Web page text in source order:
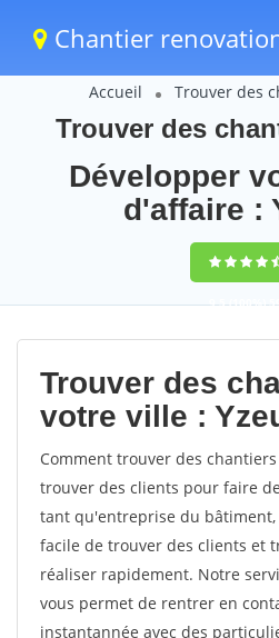
Chantier
Accueil Trouver des
Trouver des
Développer
d'affaire :
9,5(100%)
votes
Trouver des
votre ville :
Comment trouver des
trouver des clients pour faire
tant qu'entreprise du
facile de trouver des clients et
réaliser rapidement. Notre
vous permet de rentrer en
instantannée avec des